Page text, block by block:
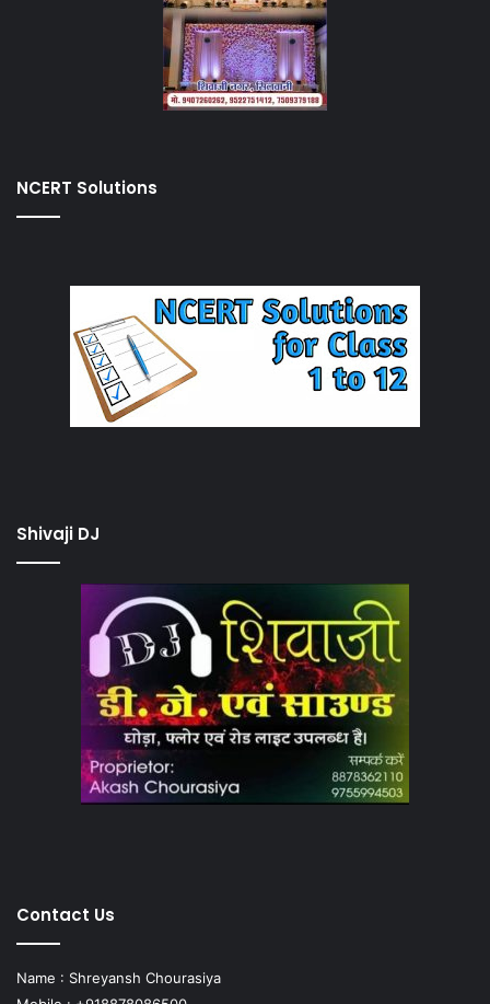
NCERT Solutions
Shivaji DJ
Contact Us
Name : Shreyansh Chourasiya